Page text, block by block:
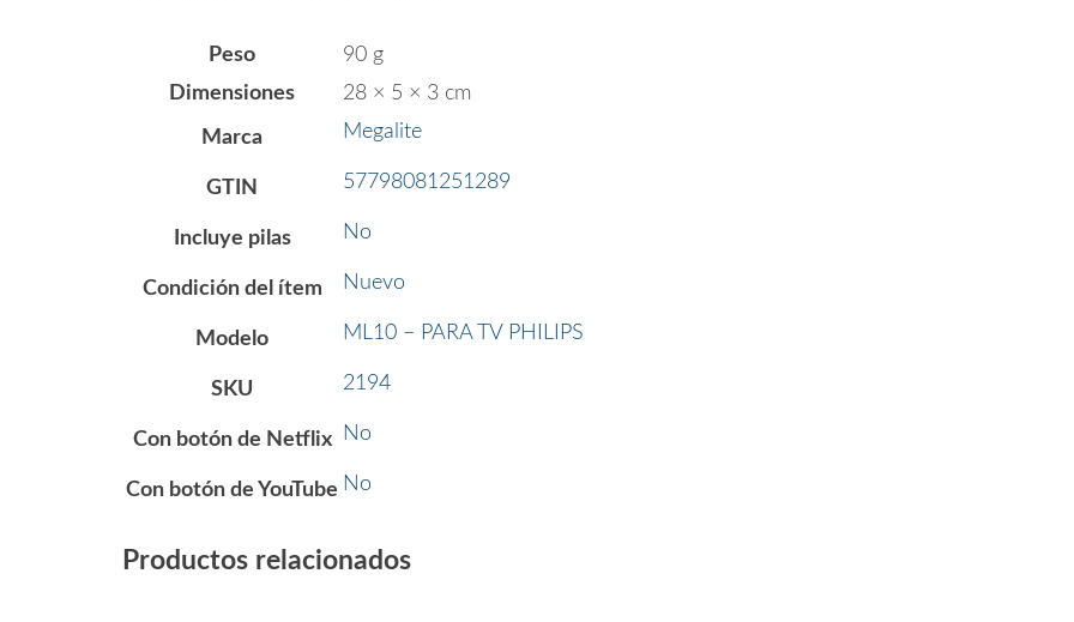
Peso
90 g
Dimensiones
28 × 5 × 3 cm
Marca Megalite
GTIN 57798081251289
Incluye pilas No
Condición del ítem Nuevo
Modelo ML10 – PARA TV PHILIPS
SKU 2194
Con botón de Netflix No
Con botón de YouTube No
Productos relacionados